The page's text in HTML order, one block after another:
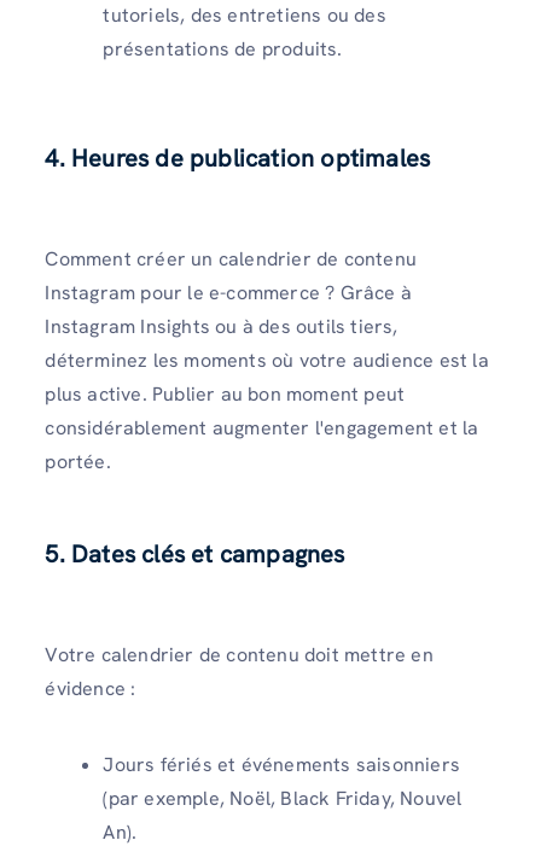
tutoriels, des entretiens ou des
présentations de produits.
4. Heures de publication optimales
Comment créer un calendrier de contenu
Instagram pour le e-commerce ? Grâce à
Instagram Insights ou à des outils tiers,
déterminez les moments où votre audience est la
plus active. Publier au bon moment peut
considérablement augmenter l'engagement et la
portée.
5. Dates clés et campagnes
Votre calendrier de contenu doit mettre en
évidence :
Jours fériés et événements saisonniers
(par exemple, Noël, Black Friday, Nouvel
An).